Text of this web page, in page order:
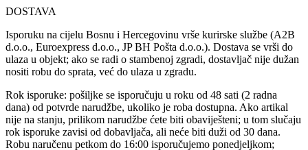
DOSTAVA
Isporuku na cijelu Bosnu i Hercegovinu vrše kurirske službe (A2B
d.o.o., Euroexpress d.o.o., JP BH Pošta d.o.o.). Dostava se vrši do
ulaza u objekt; ako se radi o stambenoj zgradi, dostavljač nije dužan
nositi robu do sprata, već do ulaza u zgradu.
Rok isporuke: pošiljke se isporučuju u roku od 48 sati (2 radna
dana) od potvrde narudžbe, ukoliko je roba dostupna. Ako artikal
nije na stanju, prilikom narudžbe ćete biti obaviješteni; u tom slučaju
rok isporuke zavisi od dobavljača, ali neće biti duži od 30 dana.
Robu naručenu petkom do 16:00 isporučujemo ponedjeljkom;